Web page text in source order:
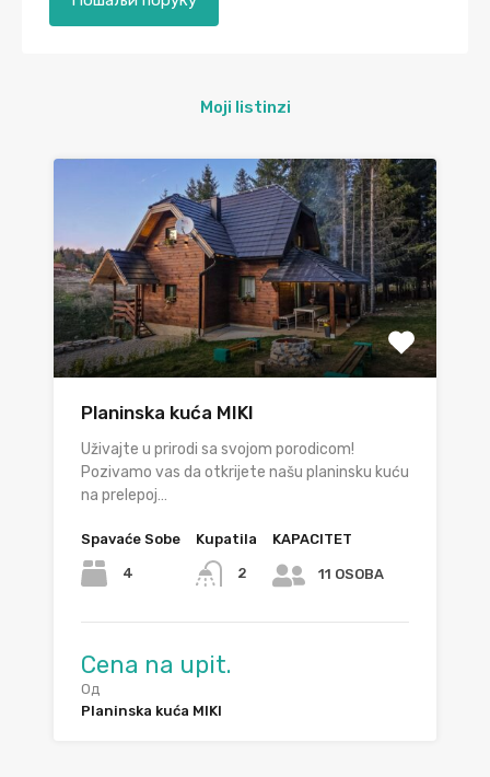
Moji listinzi
Planinska kuća MIKI
Uživajte u prirodi sa svojom porodicom!
Pozivamo vas da otkrijete našu planinsku kuću
na prelepoj…
Spavaće Sobe
4
Kupatila
2
KAPACITET
11 OSOBA
Cena na upit.
Од
Planinska kuća MIKI